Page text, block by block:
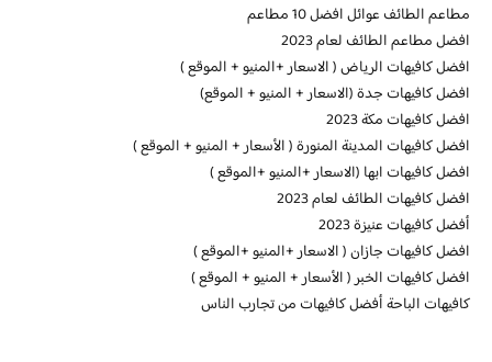
مطاعم الطائف عوائل افضل 10 مطاعم
افضل مطاعم الطائف لعام 2023
افضل كافيهات الرياض ( الاسعار +المنيو + الموقع )
افضل كافيهات جدة (الاسعار + المنيو + الموقع)
افضل كافيهات مكة 2023
افضل كافيهات المدينة المنورة ( الأسعار + المنيو + الموقع )
افضل كافيهات ابها (الاسعار +المنيو +الموقع )
افضل كافيهات الطائف لعام 2023
أفضل كافيهات عنيزة 2023
افضل كافيهات جازان ( الاسعار +المنيو +الموقع )
افضل كافيهات الخبر ( الأسعار + المنيو + الموقع )
كافيهات الباحة أفضل كافيهات من تجارب الناس